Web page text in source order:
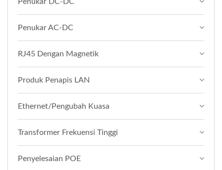
Penukar DC-DC
Penukar AC-DC
RJ45 Dengan Magnetik
Produk Penapis LAN
Ethernet/Pengubah Kuasa
Transformer Frekuensi Tinggi
Penyelesaian POE